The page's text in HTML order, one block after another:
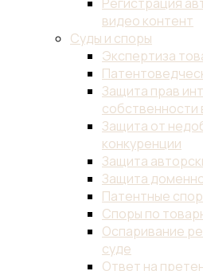
видео контент
Суды и споры
Экспертиза
Защита прав
собственности
Защита от
конкуренции
Защита
Защита
Патентные
Споры по
Оспаривание
суде
Ответ на